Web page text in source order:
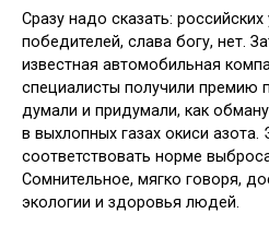
Сразу надо сказать:
победителей, слава богу, нет.
известная автомобильная
специалисты получили премию
думали и придумали, как
в выхлопных газах окиси азота.
соответствовать норме
Сомнительное, мягко говоря,
экологии и здоровья людей.